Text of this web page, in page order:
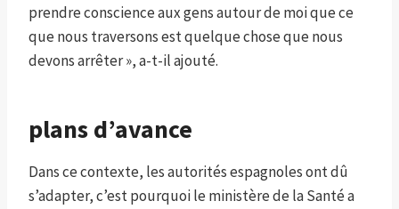
prendre conscience aux gens autour de moi que ce
que nous traversons est quelque chose que nous
devons arrêter », a-t-il ajouté.
plans d’avance
Dans ce contexte, les autorités espagnoles ont dû
s’adapter, c’est pourquoi le ministère de la Santé a